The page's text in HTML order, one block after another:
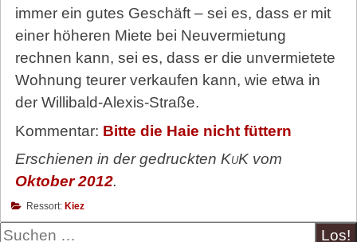
immer ein gutes Geschäft – sei es, dass er mit
einer höheren Miete bei Neuvermietung
rechnen kann, sei es, dass er die unvermietete
Wohnung teurer verkaufen kann, wie etwa in
der Willibald-Alexis-Straße.
Kommentar: Bitte die Haie nicht füttern
Erschienen in der gedruckten KuKvom
Oktober 2012.
Ressort: Kiez
Suche